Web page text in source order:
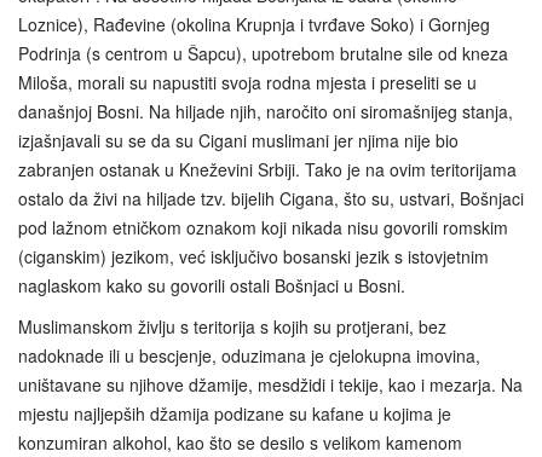
Loznice), Rađevine (okolina Krupnja i tvrđave Soko) i Gornjeg
Podrinja (s centrom u Šapcu), upotrebom brutalne sile od kneza
Miloša, morali su napustiti svoja rodna mjesta i preseliti se u
današnjoj Bosni. Na hiljade njih, naročito oni siromašnijeg stanja,
izjašnjavali su se da su Cigani muslimani jer njima nije bio
zabranjen ostanak u Kneževini Srbiji. Tako je na ovim teritorijama
ostalo da živi na hiljade tzv. bijelih Cigana, što su, ustvari, Bošnjaci
pod lažnom etničkom oznakom koji nikada nisu govorili romskim
(ciganskim) jezikom, već isključivo bosanski jezik s istovjetnim
naglaskom kako su govorili ostali Bošnjaci u Bosni.
Muslimanskom življu s teritorija s kojih su protjerani, bez
nadoknade ili u bescjenje, oduzimana je cjelokupna imovina,
uništavane su njihove džamije, mesdžidi i tekije, kao i mezarja. Na
mjestu najljepših džamija podizane su kafane u kojima je
konzumiran alkohol, kao što se desilo s velikom kamenom